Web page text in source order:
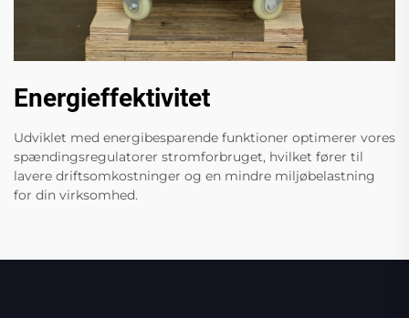
Energieffektivitet
Udviklet med energibesparende funktioner optimerer vores
spændingsregulatorer stromforbruget, hvilket fører til
lavere driftsomkostninger og en mindre miljøbelastning
for din virksomhed.